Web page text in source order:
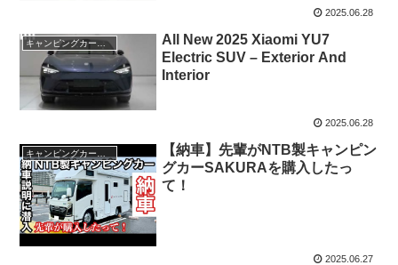
2025.06.28
キャンピングカー・SUV人気車種
All New 2025 Xiaomi YU7
Electric SUV – Exterior And
Interior
2025.06.28
【納車】先輩がNTB製キャンピン
グカーSAKURAを購入したっ
て！
2025.06.27